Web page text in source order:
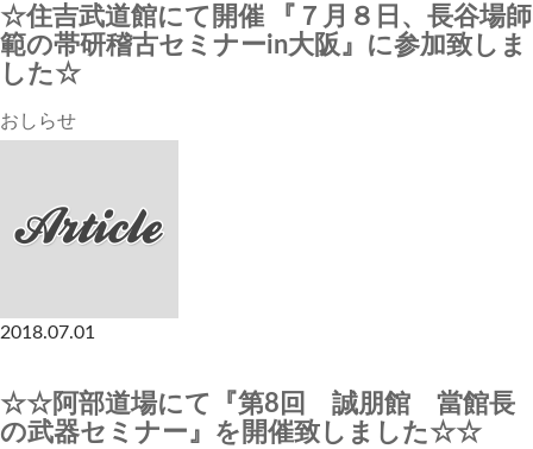
☆住吉武道館にて開催 『７月８日、長谷場師
範の帯研稽古セミナーin大阪』に参加致しま
した☆
おしらせ
2018.07.01
☆☆阿部道場にて『第8回 誠朋館 當館長
の武器セミナー』を開催致しました☆☆